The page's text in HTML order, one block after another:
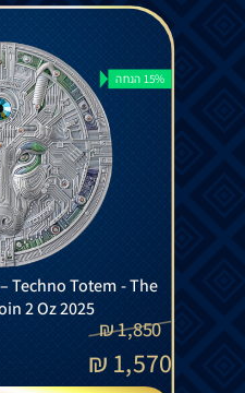
15% הנחה
Techno Totem - The
2 Oz 2025
1,850
₪
1,570
₪